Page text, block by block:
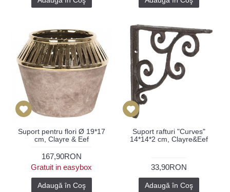
Suport pentru flori Ø 19*17
cm, Clayre & Eef
167,90RON
Gratuit in easybox
Adaugă în Coş
Suport rafturi "Curves"
14*14*2 cm, Clayre&Eef
33,90RON
Adaugă în Coş